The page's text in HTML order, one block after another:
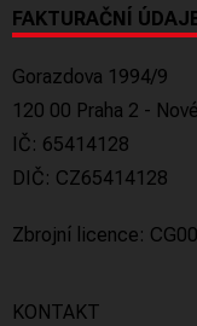
FAKTURAČNÍ
Gorazdova 1994/9
120 00 Praha 2 -
IČ: 65414128
DIČ: CZ65414128
Zbrojní licence:
KONTAKT